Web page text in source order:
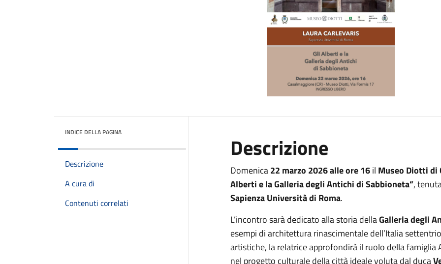
INDICE DELLA PAGINA
Descrizione
A cura di
Contenuti correlati
Descrizione
Domenica22 marzo 2026 alle ore 16il Museo Diotti di
Alberti e la Galleria degli Antichi di Sabbioneta”,
Sapienza Università di Roma.
L’incontro sarà dedicato alla storia dellaGalleria degli
esempi di architettura rinascimentale dell’Italia
artistiche, la relatrice approfondirà il ruolo della
nel progetto culturale della città ideale voluta dal duca